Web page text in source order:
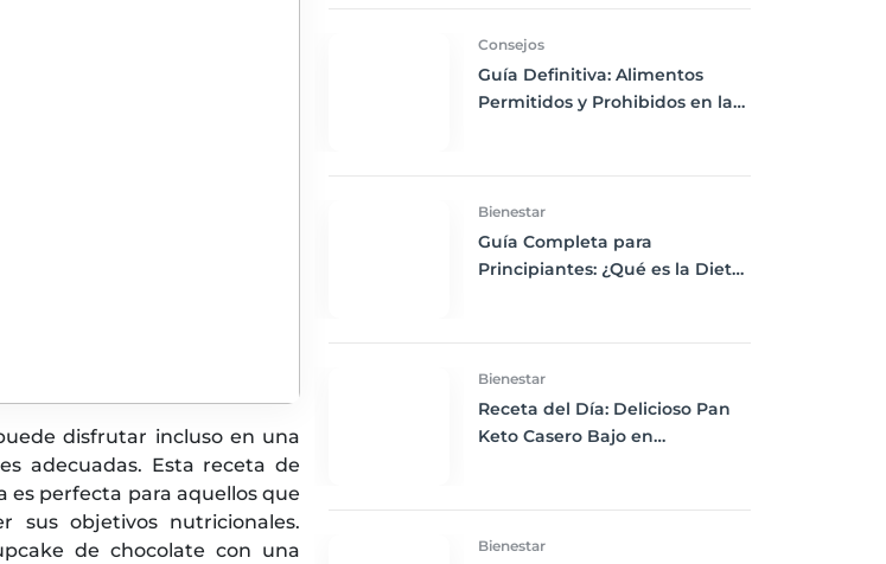
disfrutar incluso en una
adecuadas. Esta receta de
perfecta para aquellos que
sus objetivos nutricionales.
de chocolate con una
Consejos
Guía Definitiva: Alimentos
Permitidos y Prohibidos en la
Bienestar
Guía Completa para
Principiantes: ¿Qué es la Dieta
Bienestar
Receta del Día: Delicioso Pan
Keto Casero Bajo en
Bienestar